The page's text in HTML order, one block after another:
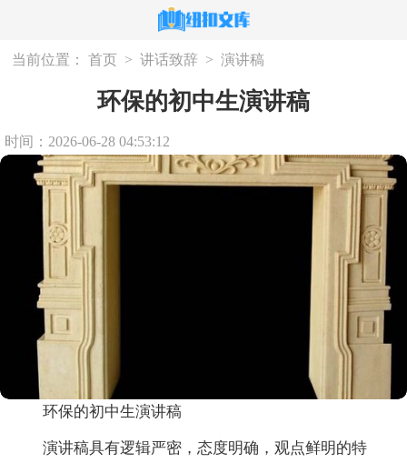
当前位置： 首页 > 讲话致辞 > 演讲稿
环保的初中生演讲稿
时间：2026-06-28 04:53:12
环保的初中生演讲稿
演讲稿具有逻辑严密，态度明确，观点鲜明的特